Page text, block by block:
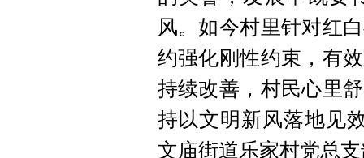
风。如今村里针对红
约强化刚性约束，有
持续改善，村民心里
持以文明新风落地见
文庙街道乐家村党总